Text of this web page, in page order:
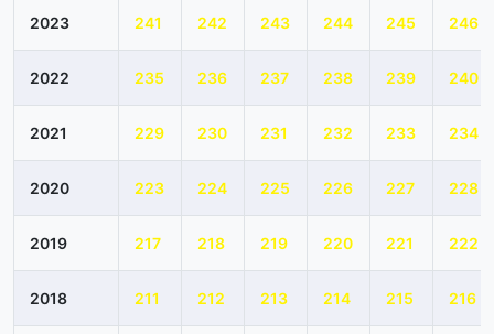
2023 241 242 243 244 245 246
2022 235 236 237 238 239 240
2021 229 230 231 232 233 234
2020 223 224 225 226 227 228
2019 217 218 219 220 221 222
2018 211 212 213 214 215 216